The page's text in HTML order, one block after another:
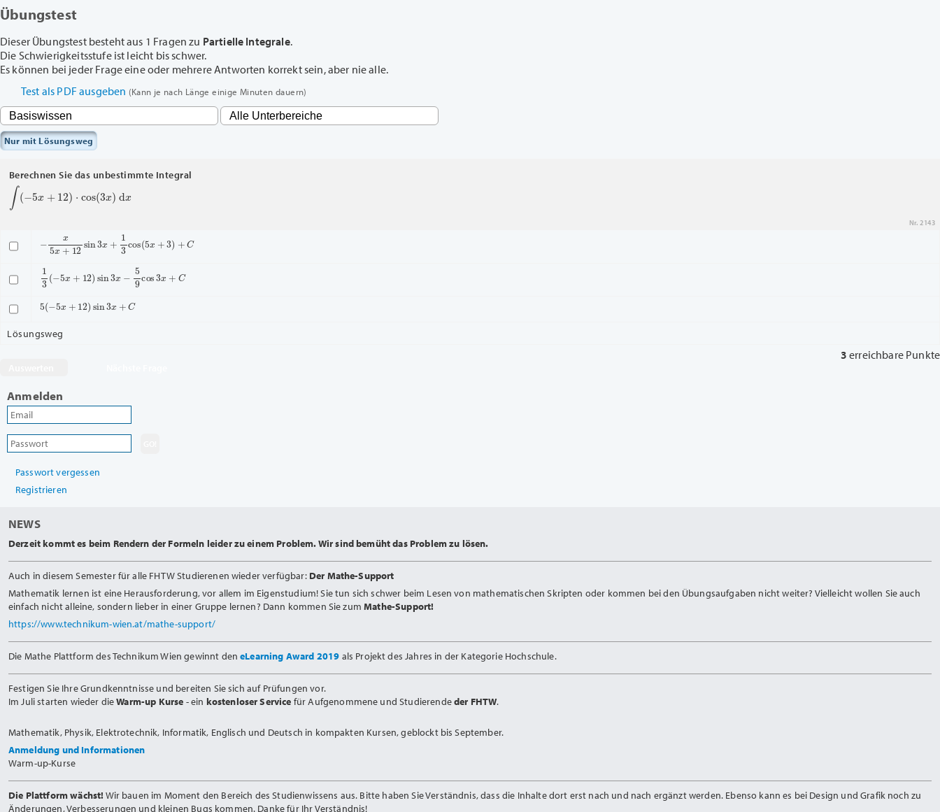
Übungstest
Dieser Übungstest besteht aus 1 Fragen zu Partielle Integrale.
Die Schwierigkeitsstufe ist leicht bis schwer.
Es können bei jeder Frage eine oder mehrere Antworten korrekt sein, aber nie alle.
Test als PDF ausgeben (Kann je nach Länge einige Minuten dauern)
Nur mit Lösungsweg
Berechnen Sie das unbestimmte Integral
(−5 x+ ⋅ cos ) d x
Nr. 2143
+ sin 3x 3cos 5x +C
13( 5 12)sin 3x 9cos x
5 ( 5 12)sin x
Lösungsweg
3 erreichbare Punkte
Anmelden
Passwort vergessen
Registrieren
NEWS
Derzeit kommt es beim Rendern der Formeln leider zu einem Problem. Wir sind bemüht das Problem zu lösen.
Auch in diesem Semester für alle FHTW Studierenen wieder verfügbar: Der Mathe-Support
Mathematik lernen ist eine Herausforderung, vor allem im Eigenstudium! Sie tun sich schwer beim Lesen von mathematischen Skripten oder kommen bei den Übungsaufgaben nicht weiter? Vielleicht wollen Sie auch
einfach nicht alleine, sondern lieber in einer Gruppe lernen? Dann kommen Sie zumMathe-Support!
https://www.technikum-wien.at/mathe-support/
Die Mathe Plattform des Technikum Wien gewinnt deneLearning Award 2019 als Projekt des Jahres in der Kategorie Hochschule.
Festigen Sie Ihre Grundkenntnisse und bereiten Sie sich auf Prüfungen vor.
Im Juli starten wieder dieWarm-up Kurse - ein kostenloser Service für Aufgenommene und Studierendeder FHTW.
Mathematik, Physik, Elektrotechnik, Informatik, Englisch und Deutsch in kompakten Kursen, geblockt bis September.
Anmeldung und Informationen
Warm-up-Kurse
Die Plattform wächst! Wir bauen im Moment den Bereich des Studienwissens aus. Bitte haben Sie Verständnis, dass die Inhalte dort erst nach und nach ergänzt werden. Ebenso kann es bei Design und Grafik noch zu
Änderungen, Verbesserungen und kleinen Bugs kommen. Danke für Ihr Verständnis!